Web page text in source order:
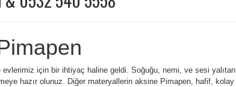
için bir ihtiyaç haline geldi. Soğuğu, nemi, ve sesi yalıtan
hazır olunuz. Diğer materyallerin aksine Pimapen, hafif, kolay